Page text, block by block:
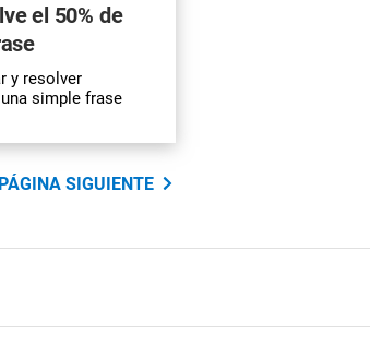
el 50% de
y resolver
simple frase
PÁGINA SIGUIENTE